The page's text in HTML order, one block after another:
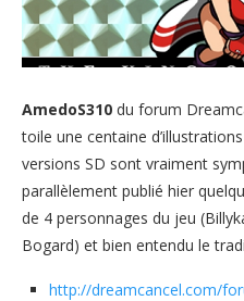
AmedoS310 du forum
toile une centaine
versions SD sont vraiment
parallèlement publié hier
de 4 personnages du jeu
Bogard) et bien entendu le
http://dreamcancel.com/